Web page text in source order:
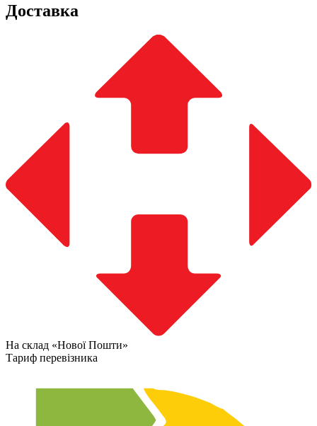
Доставка
На склад «Нової Пошти»
Тариф перевізника